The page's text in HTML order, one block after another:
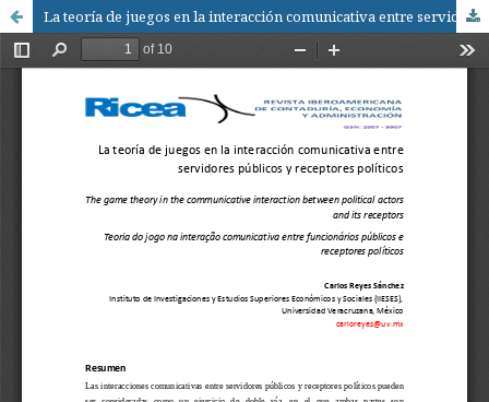
La teoría de juegos en la interacción comunicativa entre servidores públicos y receptores políticos / The game theory in the communicative interaction between political actors and its receptors